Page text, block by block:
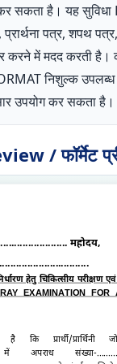
सकता है। यह सुविधा
पत्र, शपथ
करने में मदद करती है।
निशुल्क उपलब्ध
उपयोग कर सकता है।
/ फॉर्मेट
महोदय,
हेतु चिकित्सीय परीक्षण
EXAMINATION FOR
कि प्रार्थी/प्रार्थिनी जो
में अपराध संख्या-